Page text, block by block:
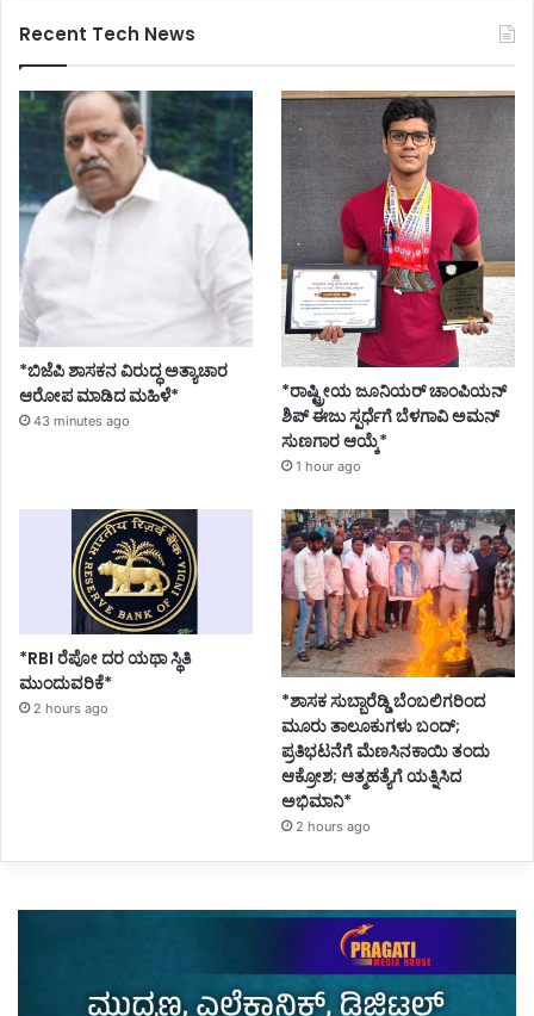
Recent Tech News
*ಬಿಜೆಪಿ ಶಾಸಕನ ವಿರುದ್ಧ ಅತ್ಯಾಚಾರ
ಆರೋಪ ಮಾಡಿದ ಮಹಿಳೆ*
43 minutes ago
*ರಾಷ್ಟ್ರೀಯ ಜೂನಿಯರ್ ಚಾಂಪಿಯನ್
ಶಿಪ್ ಈಜು ಸ್ಪರ್ಧೆಗೆ ಬೆಳಗಾವಿ ಅಮನ್
ಸುಣಗಾರ ಆಯ್ಕೆ*
1 hour ago
*RBI ರೆಪೋ ದರ ಯಥಾ ಸ್ಥಿತಿ
ಮುಂದುವರಿಕೆ*
2 hours ago
*ಶಾಸಕ ಸುಬ್ಬಾರೆಡ್ಡಿ ಬೆಂಬಲಿಗರಿಂದ
ಮೂರು ತಾಲೂಕುಗಳು ಬಂದ್;
ಪ್ರತಿಭಟನೆಗೆ ಮೆಣಸಿನಕಾಯಿ ತಂದು
ಆಕ್ರೋಶ; ಆತ್ಮಹತ್ಯೆಗೆ ಯತ್ನಿಸಿದ
ಅಭಿಮಾನಿ*
2 hours ago